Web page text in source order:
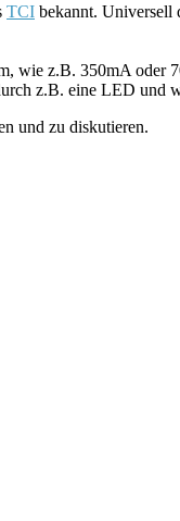
TCI bekannt. Universell
wie z.B. 350mA oder
z.B. eine LED und
und zu diskutieren.